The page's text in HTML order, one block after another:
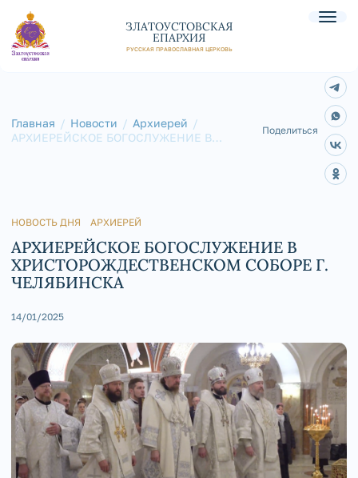
ЗЛАТОУСТОВСКАЯ
ЕПАРХИЯ
РУССКАЯ ПРАВОСЛАВНАЯ ЦЕРКОВЬ
Главная Новости
Архиерей
АРХИЕРЕЙСКОЕ БОГОСЛУЖЕНИЕ В
Поделиться
НОВОСТЬ ДНЯ АРХИЕРЕЙ
АРХИЕРЕЙСКОЕ БОГОСЛУЖЕНИЕ В
ХРИСТОРОЖДЕСТВЕНСКОМ СОБОРЕ Г.
ЧЕЛЯБИНСКА
14/01/2025